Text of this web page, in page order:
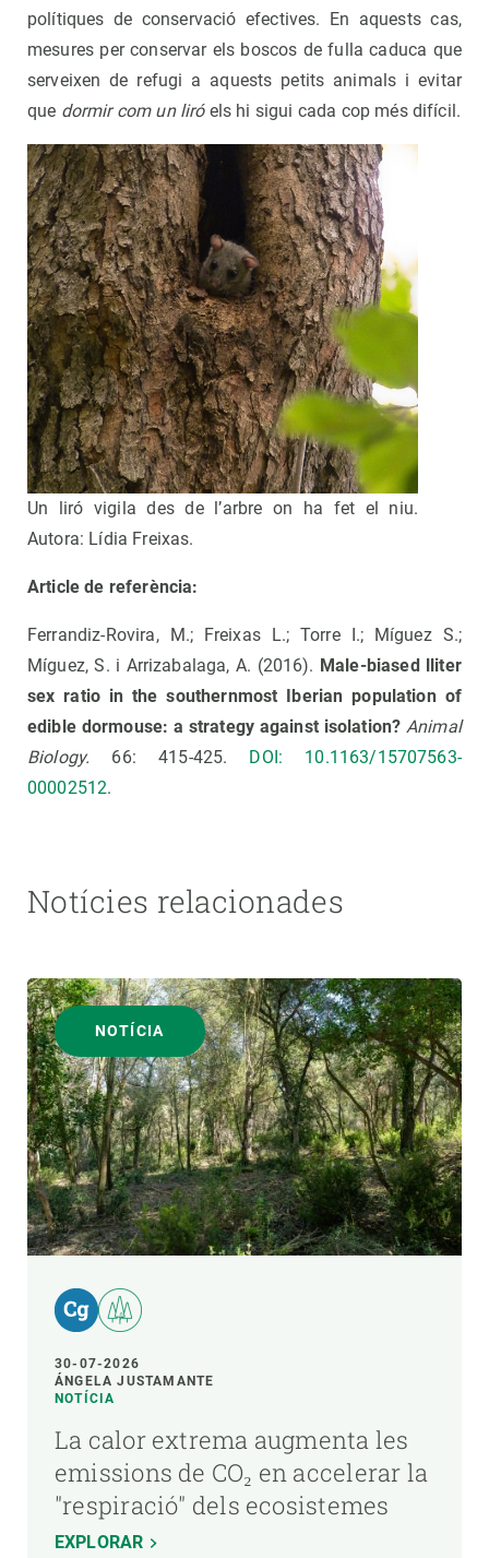
polítiques de conservació efectives. En aquests cas,
mesures per conservar els boscos de fulla caduca que
serveixen de refugi a aquests petits animals i evitar
que dormir com un liró els hi sigui cada cop més difícil.
Un liró vigila des de l’arbre on ha fet el niu.
Autora: Lídia Freixas.
Article de referència:
Ferrandiz-Rovira, M.; Freixas L.; Torre I.; Míguez S.;
Míguez, S. i Arrizabalaga, A. (2016). Male-biased lliter
sex ratio in the southernmost Iberian population of
edible dormouse: a strategy against isolation? Animal
Biology. 66: 415-425.
DOI: 10.1163/15707563-
00002512.
Notícies relacionades
NOTÍCIA
30-07-2026
ÁNGELA JUSTAMANTE
NOTÍCIA
La calor extrema augmenta les
emissions de CO₂ en accelerar la
"respiració" dels ecosistemes
EXPLORAR